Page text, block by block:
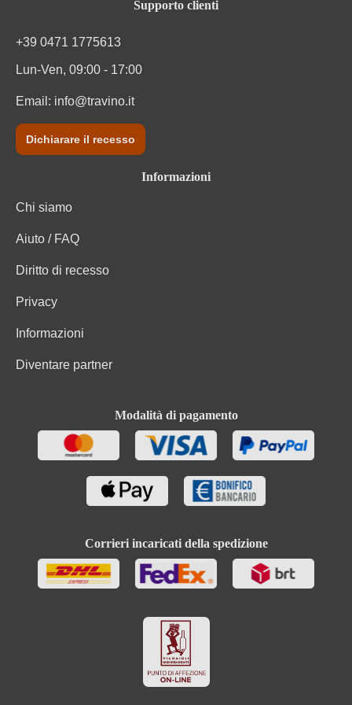
Varietà di uva
Supporto clienti
+39 0471 1775613
Lun-Ven, 09:00 - 17:00
Email: info@travino.it
Dichiarare il recesso
Informazioni
Chi siamo
Aiuto / FAQ
Diritto di recesso
Privacy
Informazioni
Diventare partner
Modalità di pagamento
Corrieri incaricati della spedizione